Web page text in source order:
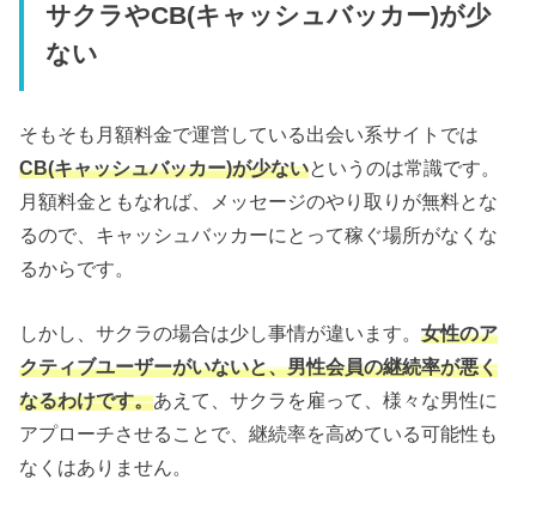
サクラやCB(キャッシュバッカー)が少
ない
そもそも月額料金で運営している出会い系サイトでは
CB(キャッシュバッカー)が少ないというのは常識です。
月額料金ともなれば、メッセージのやり取りが無料とな
るので、キャッシュバッカーにとって稼ぐ場所がなくな
るからです。
しかし、サクラの場合は少し事情が違います。女性のア
クティブユーザーがいないと、男性会員の継続率が悪く
なるわけです。あえて、サクラを雇って、様々な男性に
アプローチさせることで、継続率を高めている可能性も
なくはありません。